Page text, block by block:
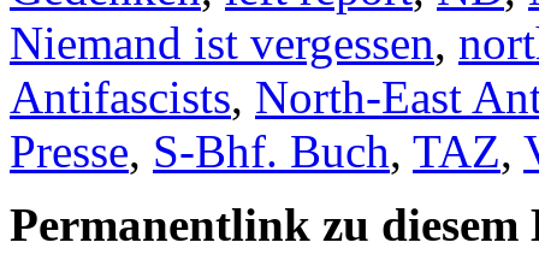
Niemand ist vergessen,
Antifascists, North-East
Presse, S-Bhf. Buch, TAZ,
Permanentlink zu